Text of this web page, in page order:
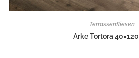
Terrassenfliesen
Arke Tortora